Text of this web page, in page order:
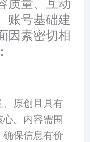
质量、互动
账号基础建
因素密切相
、原创且具有
。内容需围
保信息有价